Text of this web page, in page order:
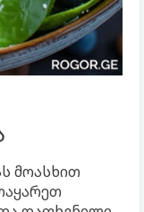
მოასხით